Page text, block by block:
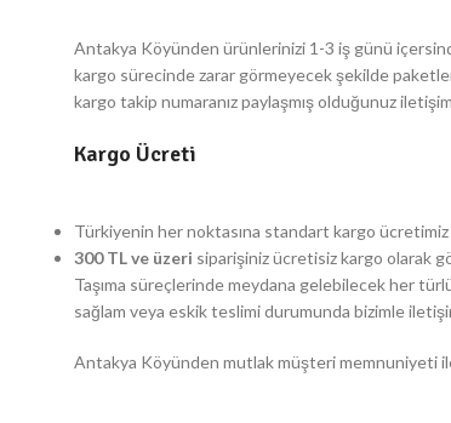
Antakya Köyünden ürünlerinizi 1-3 iş günü
kargo sürecinde zarar görmeyecek şekilde
kargo takip numaranız paylaşmış olduğunuz
Kargo Ücreti
Türkiyenin her noktasına standart kargo ücretimiz
300 TL ve üzeri siparişiniz ücretisiz kargo olarak
Taşıma süreçlerinde meydana gelebilecek her
sağlam veya eskik teslimi durumunda bizimle
Antakya Köyünden mutlak müşteri memnuniyeti